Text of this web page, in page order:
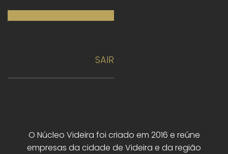
SAIR
O Núcleo Videira foi criado em 2016 e reúne
empresas da cidade de Videira e da região